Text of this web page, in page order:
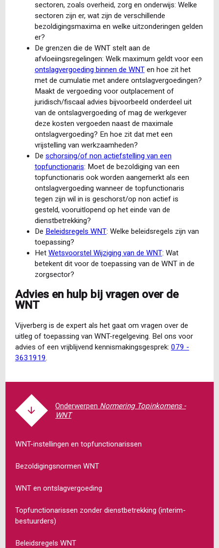
sectoren, zoals overheid, zorg en onderwijs: Welke
sectoren zijn er, wat zijn de verschillende
bezoldigingsmaxima en welke uitzonderingen gelden
er?
De grenzen die de WNT stelt aan de
afvloeiingsregelingen: Welk maximum geldt voor een
ontslagvergoeding binnen de WNTen hoe zit het
met de cumulatie met andere ontslagvergoedingen?
Maakt de vergoeding voor outplacement of
juridisch/fiscaal advies bijvoorbeeld onderdeel uit
van de ontslagvergoeding of mag de werkgever
deze kosten vergoeden naast de maximale
ontslagvergoeding? En hoe zit dat met een
vrijstelling van werkzaamheden?
De schorsing/of non actiefstelling van een
topfunctionaris: Moet de bezoldiging van een
topfunctionaris ook worden aangemerkt als een
ontslagvergoeding wanneer de topfunctionaris
tegen zijn wil in is geschorst/op non actief is
gesteld, vooruitlopend op het einde van de
dienstbetrekking?
De Beleidsregels WNT: Welke beleidsregels zijn van
toepassing?
Het Wetsvoorstel Wijziging van de WNT: Wat
betekent dit voor de toepassing van de WNT in de
zorgsector?
Advies en hulp bij vragen over de
WNT
Vijverberg is de expert als het gaat om vragen over de
uitleg of toepassing van WNT-regelgeving. Bel ons voor
advies of een vrijblijvend kennismakingsgesprek: 079 -
3631919.
Normering Topinkomens -
WNT
WNT-instellingen en topfunctionarissen
Bezoldigingsnormen WNT
WNT en ontslagvergoeding
Topfunctionarissen zonder dienstbetrekking (interim-
bestuurders)
Beleidsregels WNT